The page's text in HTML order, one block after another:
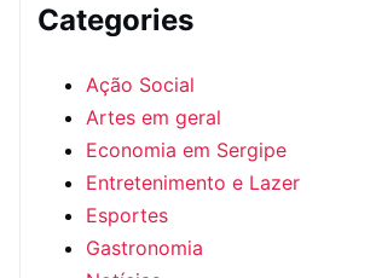
Categories
Ação Social
Artes em geral
Economia em Sergipe
Entretenimento e Lazer
Esportes
Gastronomia